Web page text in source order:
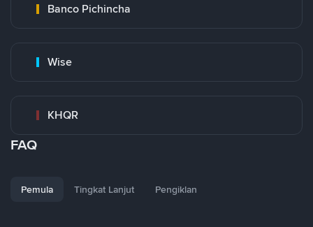
Banco Pichincha
Wise
KHQR
FAQ
Pemula Tingkat Lanjut Pengiklan